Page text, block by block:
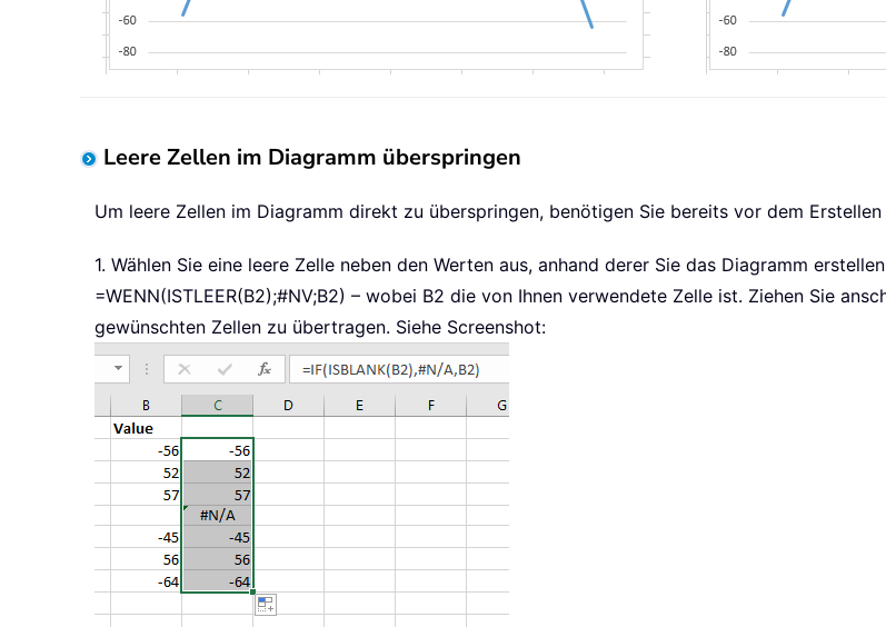
Leere Zellen im Diagramm überspringen
Um leere Zellen im Diagramm direkt zu überspringen, benötigen Sie bereits vor dem
1. Wählen Sie eine leere Zelle neben den Werten aus, anhand derer Sie das Diagramm
=WENN(ISTLEER(B2);#NV;B2) – wobei B2 die von Ihnen verwendete Zelle ist. Ziehen Sie
gewünschten Zellen zu übertragen. Siehe Screenshot: